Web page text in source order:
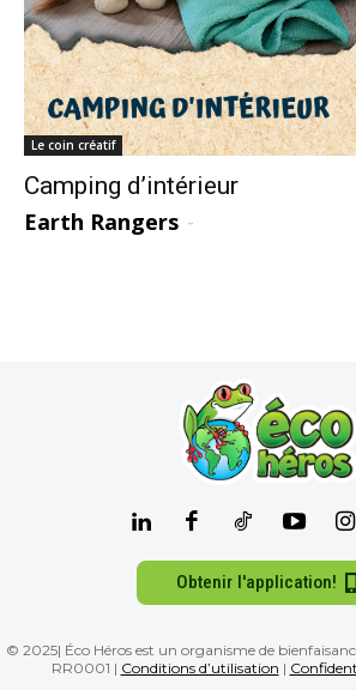
Le coin créatif
Camping d’intérieur
Earth Rangers -
Obtenir l'application!
© 2025| Éco Héros est un organisme de
RR0001 | Conditions d’utilisation |